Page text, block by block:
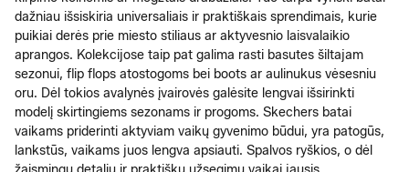
dažniau išsiskiria universaliais ir praktiškais sprendimais, kurie
puikiai derės prie miesto stiliaus ar aktyvesnio laisvalaikio
aprangos. Kolekcijose taip pat galima rasti basutes šiltajam
sezonui, flip flops atostogoms bei boots ar aulinukus vėsesniu
oru. Dėl tokios avalynės įvairovės galėsite lengvai išsirinkti
modelį skirtingiems sezonams ir progoms. Skechers batai
vaikams priderinti aktyviam vaikų gyvenimo būdui, yra patogūs,
lankstūs, vaikams juos lengva apsiauti. Spalvos ryškios, o dėl